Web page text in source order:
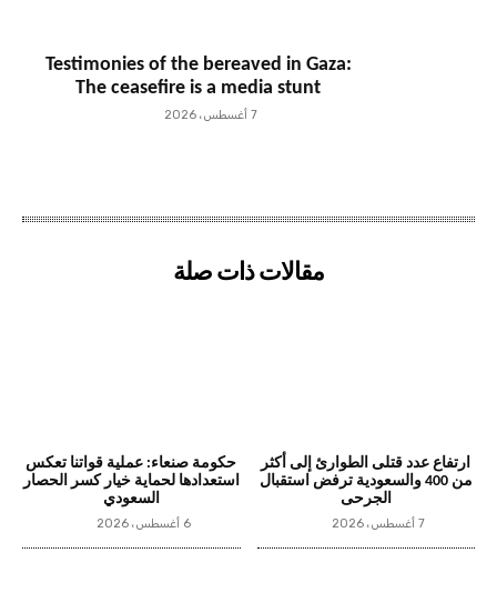
Testimonies of the bereaved in Gaza:
The ceasefire is a media stunt
7 أغسطس، 2026
مقالات ذات صلة
ارتفاع عدد قتلى الطوارئ إلى أكثر
من 400 والسعودية ترفض استقبال
الجرحى
7 أغسطس، 2026
حكومة صنعاء: عملية قواتنا تعكس
استعدادها لحماية خيار كسر الحصار
السعودي
6 أغسطس، 2026